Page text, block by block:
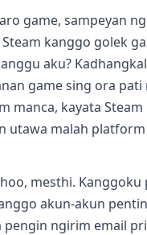
game, sampeyan
kanggo golek
aku?
game sing ora
manca, kayata
utawa malah
mesthi.
akun-akun
ngirim email